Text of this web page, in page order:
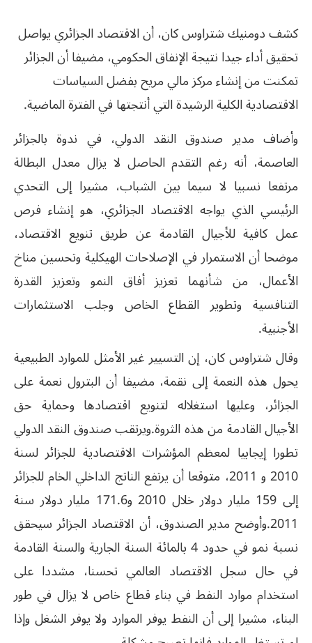
كشف دومنيك شتراوس كان، أن الاقتصاد الجزائري يواصل
تحقيق أداء جيدا نتيجة الإنفاق الحكومي، مضيفا أن الجزائر
تمكنت من إنشاء مركز مالي مريح بفضل السياسات
الاقتصادية الكلية الرشيدة التي أنتجتها في الفترة الماضية.
وأضاف مدير صندوق النقد الدولي، في ندوة بالجزائر
العاصمة، أنه رغم التقدم الحاصل لا يزال معدل البطالة
مرتفعا نسبيا لا سيما بين الشباب، مشيرا إلى التحدي
الرئيسي الذي يواجه الاقتصاد الجزائري، هو إنشاء فرص
عمل كافية للأجيال القادمة عن طريق تنويع الاقتصاد،
موضحا أن الاستمرار في الإصلاحات الهيكلية وتحسين مناخ
الأعمال، من شأنهما تعزيز أفاق النمو وتعزيز القدرة
التنافسية وتطوير القطاع الخاص وجلب الاستثمارات
الأجنبية.
وقال شتراوس كان، إن التسيير غير الأمثل للموارد الطبيعية
يحول هذه النعمة إلى نقمة، مضيفا أن البترول نعمة على
الجزائر، وعليها استغلاله لتنويع اقتصادها وحماية حق
الأجيال القادمة من هذه الثروة.ويرتقب صندوق النقد الدولي
تطورا إيجابيا لمعظم المؤشرات الاقتصادية للجزائر لسنة
2010 و 2011، متوقعا أن يرتفع الناتج الداخلي الخام للجزائر
إلى 159 مليار دولار خلال 2010 و171.6 مليار دولار سنة
2011.وأوضح مدير الصندوق، أن الاقتصاد الجزائر سيحقق
نسبة نمو في حدود 4 بالمائة السنة الجارية والسنة القادمة
في حال سجل الاقتصاد العالمي تحسنا، مشددا على
استخدام موارد النفط في بناء قطاع خاص لا يزال في طور
البناء، مشيرا إلى أن النفط يوفر الموارد ولا يوفر الشغل وإذا